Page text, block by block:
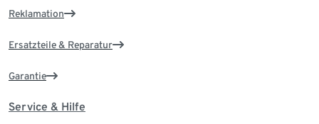
Reklamation
Ersatzteile & Reparatur
Garantie
Service & Hilfe